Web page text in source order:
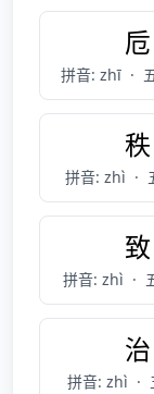
卮
拼音: zhī ·
秩
拼音: zhì ·
致
拼音: zhì ·
治
拼音: zhì ·